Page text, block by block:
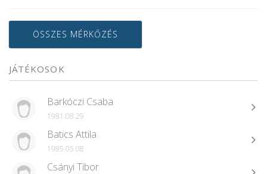
ÖSSZES MÉRKŐZÉS
JÁTÉKOSOK
Barkóczi Csaba
1981.08.29
Batics Attila
1985.05.08
Csányi Tibor